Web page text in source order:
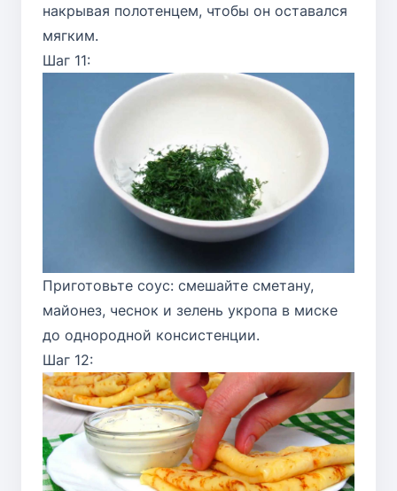
накрывая полотенцем, чтобы он оставался
мягким.
Шаг 11:
Приготовьте соус: смешайте сметану,
майонез, чеснок и зелень укропа в миске
до однородной консистенции.
Шаг 12: